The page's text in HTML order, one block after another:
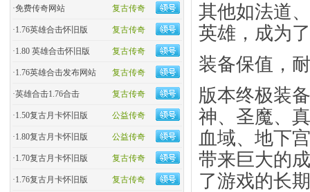
复古传奇
·免费传奇网站
复古传奇
·1.76英雄合击怀旧版
复古传奇
·1.80 英雄合击怀旧版
复古传奇
·1.76英雄合击发布网站
复古传奇
·英雄合击1.76合击
公益传奇
·1.50复古月卡怀旧版
公益传奇
·1.80复古月卡怀旧版
复古传奇
·1.70复古月卡怀旧版
复古传奇
·1.76复古月卡怀旧版
其他如法道
英雄，成为
装备保值，
版本终极装
神、圣魔、
血域、地下
带来巨大的
了游戏的长